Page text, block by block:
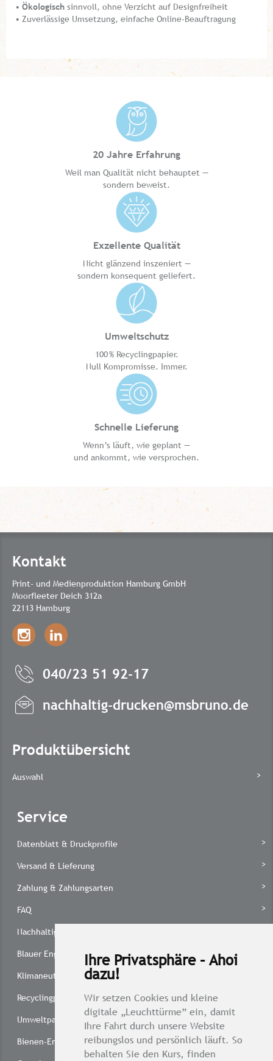
Ihre Privatsphäre – Ahoi
dazu!
Wir setzen Cookies und kleine
digitale „Leuchttürme” ein, damit
Ihre Fahrt durch unsere Website
reibungslos und persönlich läuft. So
behalten Sie den Kurs, finden
• Ökologisch sinnvoll, ohne Verzicht auf Designfreiheit
• Zuverlässige Umsetzung, einfache Online-Beauftragung
20 Jahre Erfahrung
Weil man Qualität nicht behauptet —
sondern beweist.
Exzellente Qualität
Nicht glänzend inszeniert —
sondern konsequent geliefert.
Umweltschutz
100 % Recyclingpapier.
Null Kompromisse. Immer.
Schnelle Lieferung
Wenn’s läuft, wie geplant —
und ankommt, wie versprochen.
Kontakt
Print- und Medienproduktion Hamburg GmbH
Moorfleeter Deich 312a
22113 Hamburg
040/23 51 92-17
nachhaltig-drucken@msbruno.de
Produktübersicht
Auswahl
Service
Datenblatt & Druckprofile
Versand & Lieferung
Zahlung & Zahlungsarten
FAQ
Nachhaltig drucken
Blauer Engel
Klimaneutral drucken
Recyclingpapier 1 x 1
Umweltpartnerschaft
Bienen-Engagement